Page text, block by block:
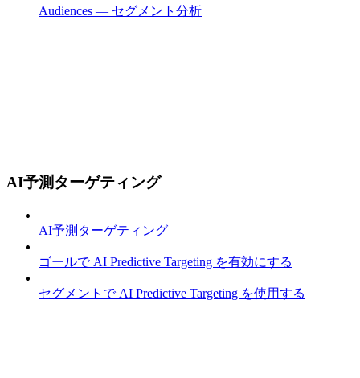
Audiences — セグメント分析
AI予測ターゲティング
AI予測ターゲティング
ゴールで AI Predictive Targeting を有効にする
セグメントで AI Predictive Targeting を使用する